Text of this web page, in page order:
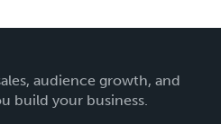
audience growth, and
build your business.